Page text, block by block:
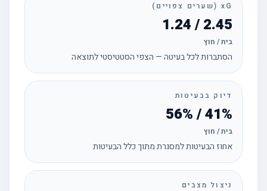
xG (שערים צפויים)
2.45 / 1.24
בית / חוץ
הסתברות לכל בעיטה — הצפי הסטטיסטי לתוצאה
דיוק בבעיטות
41% / 56%
בית / חוץ
אחוז הבעיטות למסגרת מתוך כלל הבעיטות
ניצול מצבים